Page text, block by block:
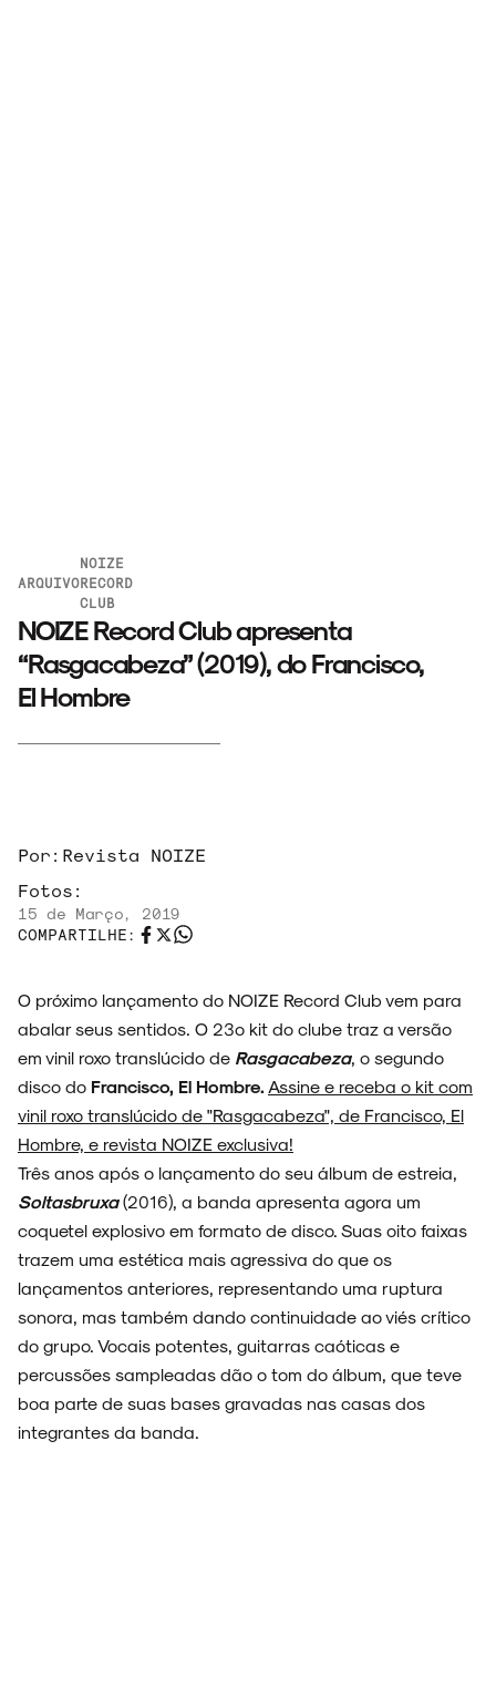
ENTREVISTAS
ESPECIAIS
FAIXA A FAIXA
NOVIDADES
NOIZE RECORD CLUB
ARQUIVO
NOIZE
RECORD
CLUB
NOIZE Record Club apresenta
“Rasgacabeza” (2019), do Francisco,
El Hombre
Por: Revista NOIZE
Fotos:
15 de Março, 2019
COMPARTILHE:
O próximo lançamento do NOIZE Record Club vem para
abalar seus sentidos. O 23º kit do clube traz a versão
em vinil roxo translúcido de Rasgacabeza, o segundo
disco do Francisco, El Hombre. Assine e receba o kit com
vinil roxo translúcido de "Rasgacabeza", de Francisco, El
Hombre, e revista NOIZE exclusiva!
Três anos após o lançamento do seu álbum de estreia,
Soltasbruxa(2016), a banda apresenta agora um
coquetel explosivo em formato de disco. Suas oito faixas
trazem uma estética mais agressiva do que os
lançamentos anteriores, representando uma ruptura
sonora, mas também dando continuidade ao viés crítico
do grupo. Vocais potentes, guitarras caóticas e
percussões sampleadas dão o tom do álbum, que teve
boa parte de suas bases gravadas nas casas dos
integrantes da banda.